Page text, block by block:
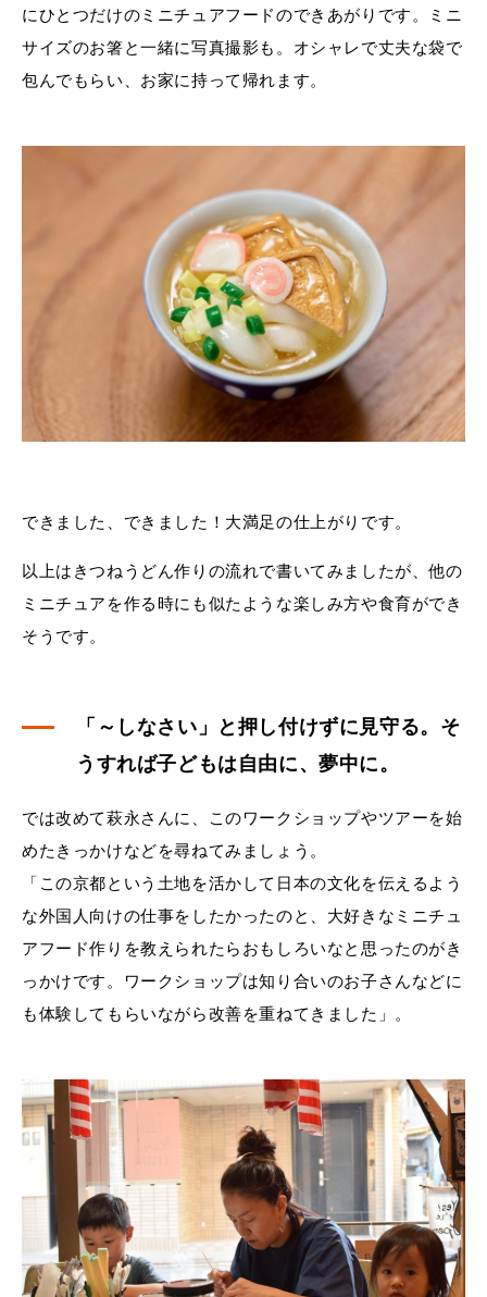
にひとつだけのミニチュアフードのできあがりです。ミニ
サイズのお箸と一緒に写真撮影も。オシャレで丈夫な袋で
包んでもらい、お家に持って帰れます。
できました、できました！大満足の仕上がりです。
以上はきつねうどん作りの流れで書いてみましたが、他の
ミニチュアを作る時にも似たような楽しみ方や食育ができ
そうです。
「～しなさい」と押し付けずに見守る。そ
うすれば子どもは自由に、夢中に。
では改めて萩永さんに、このワークショップやツアーを始
めたきっかけなどを尋ねてみましょう。
「この京都という土地を活かして日本の文化を伝えるよう
な外国人向けの仕事をしたかったのと、大好きなミニチュ
アフード作りを教えられたらおもしろいなと思ったのがき
っかけです。ワークショップは知り合いのお子さんなどに
も体験してもらいながら改善を重ねてきました」。